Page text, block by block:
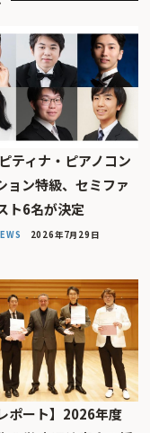
ティナ・ピアノコン
ョン特級、セミファ
ト6名が決定
2026年7月29日
ポート】2026年度